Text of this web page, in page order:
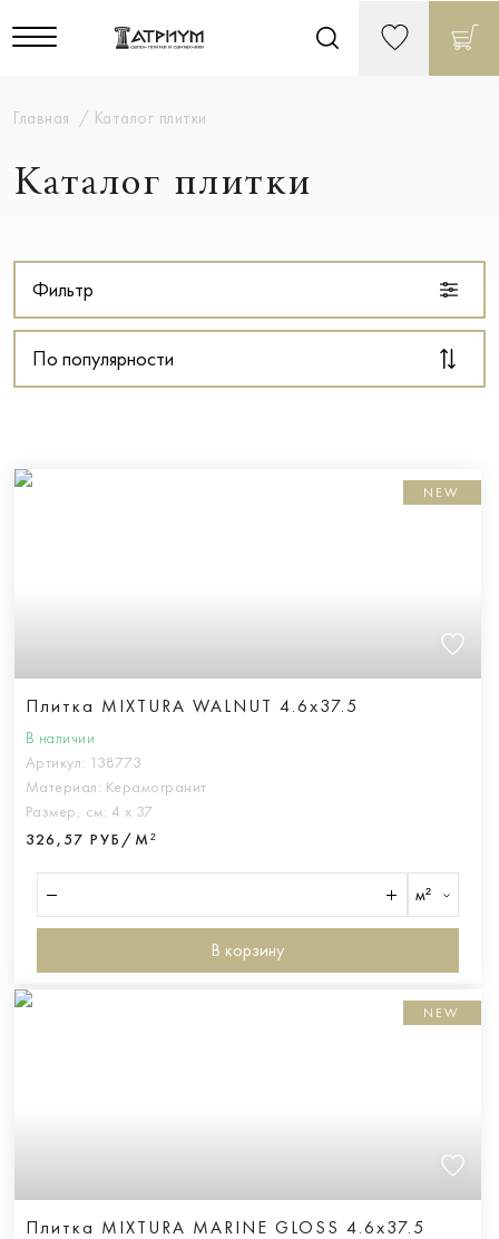
Главная Каталог плитки
Каталог плитки
Фильтр
По популярности
NEW
Плитка MIXTURA WALNUT 4.6x37.5
В наличии
Артикул: 138773
Материал: Керамогранит
Размер, см: 4 х 37
326,57 РУБ/М²
м²
В корзину
NEW
Плитка MIXTURA MARINE GLOSS 4.6x37.5